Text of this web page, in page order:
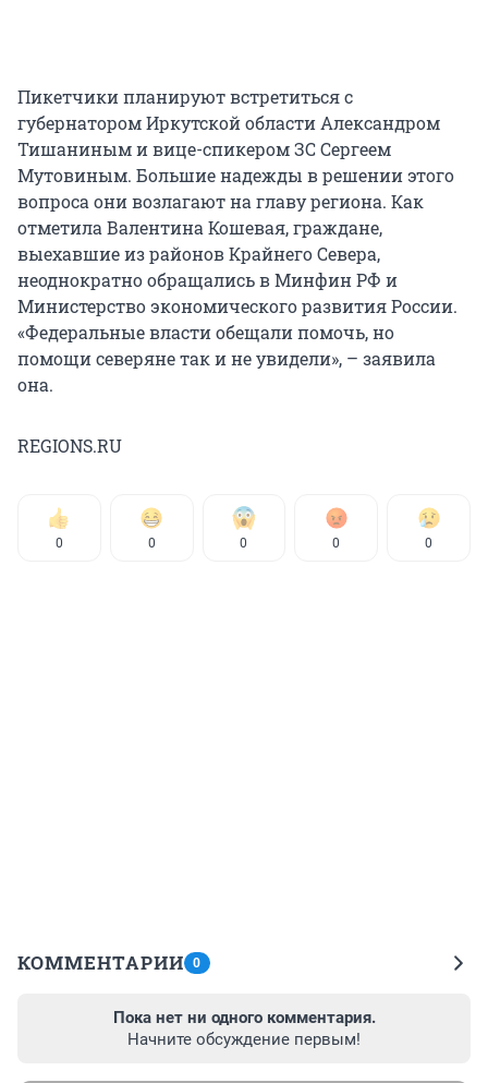
Пикетчики планируют встретиться с
губернатором Иркутской области Александром
Тишаниным и вице-спикером ЗС Сергеем
Мутовиным. Большие надежды в решении этого
вопроса они возлагают на главу региона. Как
отметила Валентина Кошевая, граждане,
выехавшие из районов Крайнего Севера,
неоднократно обращались в Минфин РФ и
Министерство экономического развития России.
«Федеральные власти обещали помочь, но
помощи северяне так и не увидели», – заявила
она.
REGIONS.RU
0 0 0 0 0
КОММЕНТАРИИ 0
Пока нет ни одного комментария.
Начните обсуждение первым!